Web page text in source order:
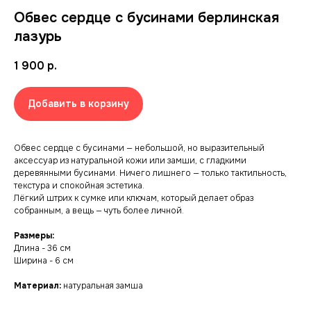
Обвес сердце с бусинами берлинская
лазурь
1 900 р.
Добавить в корзину
Обвес сердце с бусинами — небольшой, но выразительный
аксессуар из натуральной кожи или замши, с гладкими
деревянными бусинами. Ничего лишнего — только тактильность,
текстура и спокойная эстетика.
Лёгкий штрих к сумке или ключам, который делает образ
собранным, а вещь — чуть более личной.
Размеры:
Длина - 36 см
Ширина - 6 см
Материал: натуральная замша